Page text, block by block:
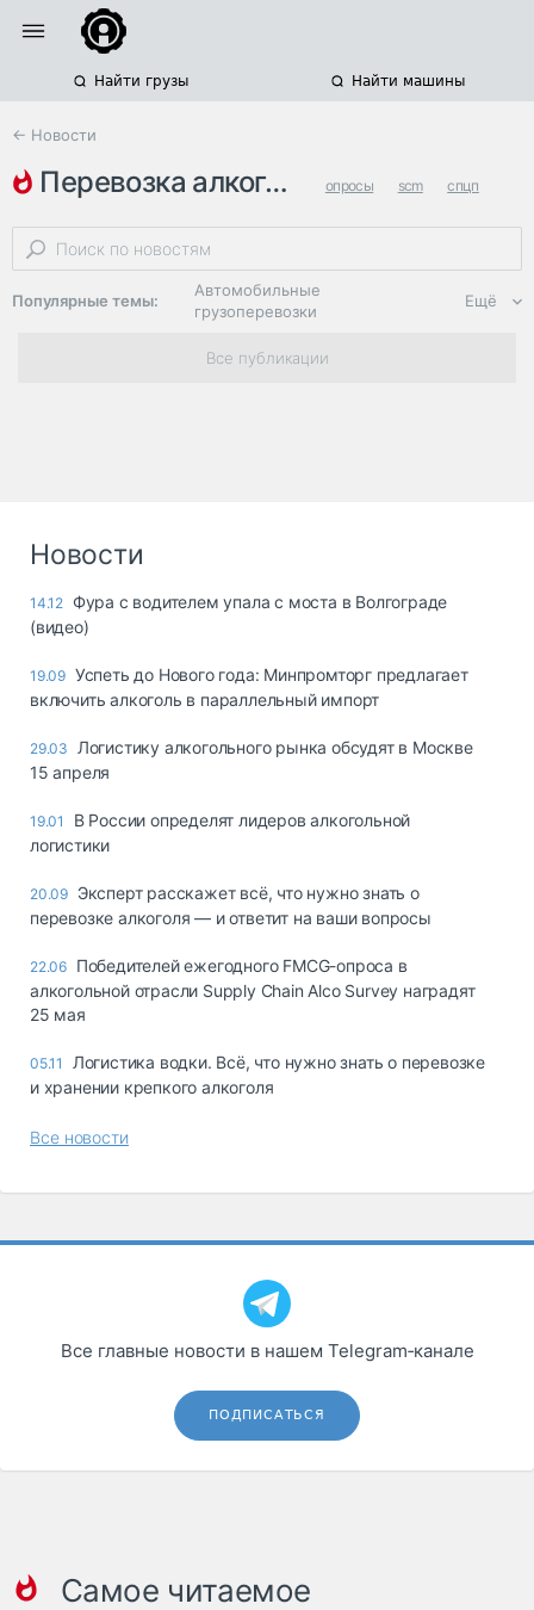
Найти грузы Найти машины
← Новости
перевозка алкоголя опросы scm спцп
Популярные темы:
Автомобильные
грузоперевозки
Региональная
логистика
опасные грузы
страхование
Склады и
Коммерческий
Спецтехника
запчасти, шины
Топливо, масла и
Ещё
Все публикации
Новости
14.12 Фура с водителем упала с моста в Волгограде
(видео)
19.09 Успеть до Нового года: Минпромторг предлагает
включить алкоголь в параллельный импорт
29.03
Логистику алкогольного рынка обсудят в Москве
15 апреля
19.01
В России определят лидеров алкогольной
логистики
20.09 Эксперт расскажет всё, что нужно знать о
перевозке алкоголя — и ответит на ваши вопросы
22.06 Победителей ежегодного FMCG-опроса в
алкогольной отрасли Supply Chain Alco Survey наградят
25 мая
05.11
Логистика водки. Всё, что нужно знать о перевозке
и хранении крепкого алкоголя
Все новости
Все главные новости в нашем Telegram‑канале
ПОДПИСАТЬСЯ
Самое читаемое